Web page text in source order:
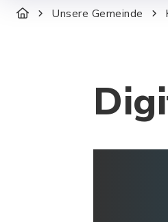
Unsere Gemeinde